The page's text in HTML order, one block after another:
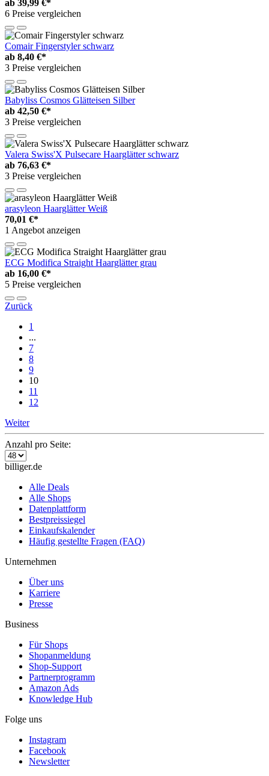
ab 39,99 €*
6 Preise vergleichen
Comair Fingerstyler schwarz
ab 8,40 €*
3 Preise vergleichen
Babyliss Cosmos Glätteisen Silber
ab 42,50 €*
3 Preise vergleichen
Valera Swiss'X Pulsecare Haarglätter schwarz
ab 76,63 €*
3 Preise vergleichen
arasyleon Haarglätter Weiß
70,01 €*
1 Angebot anzeigen
ECG Modifica Straight Haarglätter grau
ab 16,00 €*
5 Preise vergleichen
Zurück
1
...
7
8
9
10
11
12
Weiter
Anzahl pro Seite:
billiger.de
Alle Deals
Alle Shops
Datenplattform
Bestpreissiegel
Einkaufskalender
Häufig gestellte Fragen (FAQ)
Unternehmen
Über uns
Karriere
Presse
Business
Für Shops
Shopanmeldung
Shop-Support
Partnerprogramm
Amazon Ads
Knowledge Hub
Folge uns
Instagram
Facebook
Newsletter